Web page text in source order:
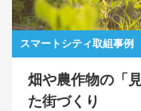
スマートシティ取組事例
畑や農作物の「
た街づくり